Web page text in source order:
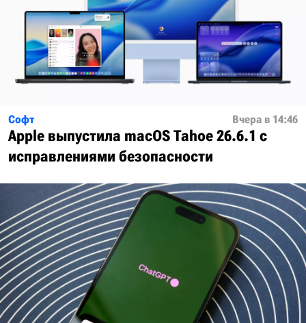
Софт Вчера в 14:46
Apple выпустила macOS Tahoe 26.6.1 с
исправлениями безопасности